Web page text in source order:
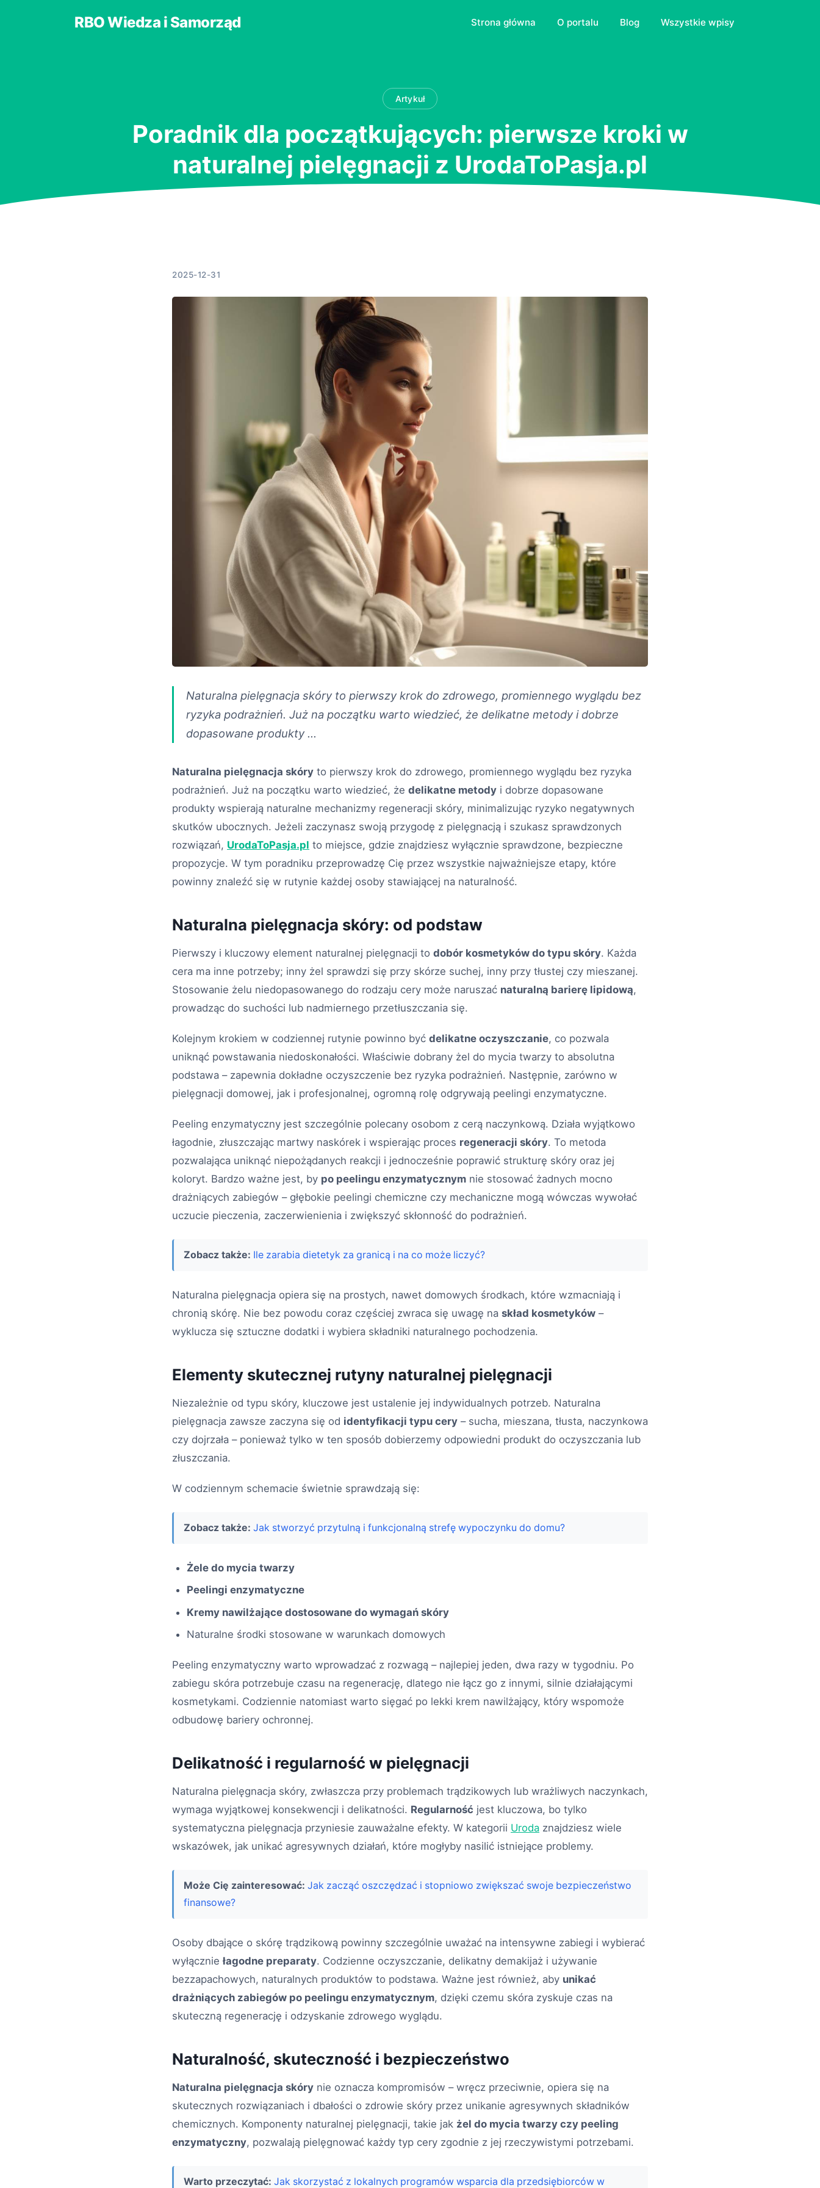
RBO Wiedza i Samorząd Strona główna O portalu Blog Wszystkie wpisy
Artykuł
Poradnik dla początkujących: pierwsze kroki w
naturalnej pielęgnacji z UrodaToPasja.pl
2025-12-31
Naturalna pielęgnacja skóry to pierwszy krok do zdrowego, promiennego wyglądu bez
ryzyka podrażnień. Już na początku warto wiedzieć, że delikatne metody i dobrze
dopasowane produkty …
Naturalna pielęgnacja skóry to pierwszy krok do zdrowego, promiennego wyglądu bez ryzyka
podrażnień. Już na początku warto wiedzieć, że delikatne metody i dobrze dopasowane
produkty wspierają naturalne mechanizmy regeneracji skóry, minimalizując ryzyko negatywnych
skutków ubocznych. Jeżeli zaczynasz swoją przygodę z pielęgnacją i szukasz sprawdzonych
rozwiązań, UrodaToPasja.pl to miejsce, gdzie znajdziesz wyłącznie sprawdzone, bezpieczne
propozycje. W tym poradniku przeprowadzę Cię przez wszystkie najważniejsze etapy, które
powinny znaleźć się w rutynie każdej osoby stawiającej na naturalność.
Naturalna pielęgnacja skóry: od podstaw
Pierwszy i kluczowy element naturalnej pielęgnacji to dobór kosmetyków do typu skóry. Każda
cera ma inne potrzeby; inny żel sprawdzi się przy skórze suchej, inny przy tłustej czy mieszanej.
Stosowanie żelu niedopasowanego do rodzaju cery może naruszać naturalną barierę lipidową,
prowadząc do suchości lub nadmiernego przetłuszczania się.
Kolejnym krokiem w codziennej rutynie powinno być delikatne oczyszczanie, co pozwala
uniknąć powstawania niedoskonałości. Właściwie dobrany żel do mycia twarzy to absolutna
podstawa – zapewnia dokładne oczyszczenie bez ryzyka podrażnień. Następnie, zarówno w
pielęgnacji domowej, jak i profesjonalnej, ogromną rolę odgrywają peelingi enzymatyczne.
Peeling enzymatyczny jest szczególnie polecany osobom z cerą naczynkową. Działa wyjątkowo
łagodnie, złuszczając martwy naskórek i wspierając proces regeneracji skóry. To metoda
pozwalająca uniknąć niepożądanych reakcji i jednocześnie poprawić strukturę skóry oraz jej
koloryt. Bardzo ważne jest, by po peelingu enzymatycznym nie stosować żadnych mocno
drażniących zabiegów – głębokie peelingi chemiczne czy mechaniczne mogą wówczas wywołać
uczucie pieczenia, zaczerwienienia i zwiększyć skłonność do podrażnień.
Zobacz także: Ile zarabia dietetyk za granicą i na co może liczyć?
Naturalna pielęgnacja opiera się na prostych, nawet domowych środkach, które wzmacniają i
chronią skórę. Nie bez powodu coraz częściej zwraca się uwagę na skład kosmetyków –
wyklucza się sztuczne dodatki i wybiera składniki naturalnego pochodzenia.
Elementy skutecznej rutyny naturalnej pielęgnacji
Niezależnie od typu skóry, kluczowe jest ustalenie jej indywidualnych potrzeb. Naturalna
pielęgnacja zawsze zaczyna się od identyfikacji typu cery – sucha, mieszana, tłusta, naczynkowa
czy dojrzała – ponieważ tylko w ten sposób dobierzemy odpowiedni produkt do oczyszczania lub
złuszczania.
W codziennym schemacie świetnie sprawdzają się:
Zobacz także: Jak stworzyć przytulną i funkcjonalną strefę wypoczynku do domu?
Żele do mycia twarzy
Peelingi enzymatyczne
Kremy nawilżające dostosowane do wymagań skóry
Naturalne środki stosowane w warunkach domowych
Peeling enzymatyczny warto wprowadzać z rozwagą – najlepiej jeden, dwa razy w tygodniu. Po
zabiegu skóra potrzebuje czasu na regenerację, dlatego nie łącz go z innymi, silnie działającymi
kosmetykami. Codziennie natomiast warto sięgać po lekki krem nawilżający, który wspomoże
odbudowę bariery ochronnej.
Delikatność i regularność w pielęgnacji
Naturalna pielęgnacja skóry, zwłaszcza przy problemach trądzikowych lub wrażliwych naczynkach,
wymaga wyjątkowej konsekwencji i delikatności. Regularność jest kluczowa, bo tylko
systematyczna pielęgnacja przyniesie zauważalne efekty. W kategorii Uroda znajdziesz wiele
wskazówek, jak unikać agresywnych działań, które mogłyby nasilić istniejące problemy.
Może Cię zainteresować: Jak zacząć oszczędzać i stopniowo zwiększać swoje bezpieczeństwo
finansowe?
Osoby dbające o skórę trądzikową powinny szczególnie uważać na intensywne zabiegi i wybierać
wyłączniełagodne preparaty. Codzienne oczyszczanie, delikatny demakijaż i używanie
bezzapachowych, naturalnych produktów to podstawa. Ważne jest również, aby unikać
drażniących zabiegów po peelingu enzymatycznym, dzięki czemu skóra zyskuje czas na
skuteczną regenerację i odzyskanie zdrowego wyglądu.
Naturalność, skuteczność i bezpieczeństwo
Naturalna pielęgnacja skóry nie oznacza kompromisów – wręcz przeciwnie, opiera się na
skutecznych rozwiązaniach i dbałości o zdrowie skóry przez unikanie agresywnych składników
chemicznych. Komponenty naturalnej pielęgnacji, takie jak żel do mycia twarzy czy peeling
enzymatyczny, pozwalają pielęgnować każdy typ cery zgodnie z jej rzeczywistymi potrzebami.
Warto przeczytać: Jak skorzystać z lokalnych programów wsparcia dla przedsiębiorców w